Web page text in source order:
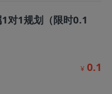
1对1规划（限时0.1
¥ 0.1